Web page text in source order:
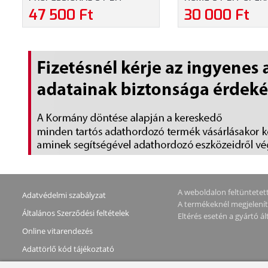
OPERÁCIÓS RENDSZER (FQC-
10537)
47 500 Ft
RENDSZER (KW9-
30 000 Ft
Adatvédelmi szabályzat
Általános Szerződési feltételek
Online vitarendezés
Adattörlő kód tájékoztató
A weboldalon
A termékeknél
Eltérés esetén a gyártó